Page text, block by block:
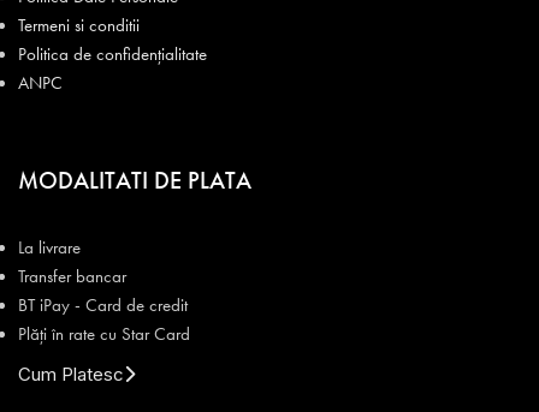
Termeni si conditii
Politica de confidențialitate
ANPC
MODALITATI DE PLATA
La livrare
Transfer bancar
BT iPay - Card de credit
Plăți în rate cu Star Card
Cum Platesc